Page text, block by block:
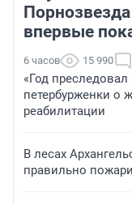
впервые
6 часов 15 990
«Год
петербурженки о
реабилитации
В лесах
правильно